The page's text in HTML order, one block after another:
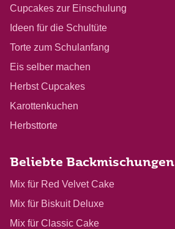
Cupcakes zur Einschulung
Ideen für die Schultüte
Torte zum Schulanfang
Eis selber machen
Herbst Cupcakes
Karottenkuchen
Herbsttorte
Beliebte Backmischungen
Mix für Red Velvet Cake
Mix für Biskuit Deluxe
Mix für Classic Cake